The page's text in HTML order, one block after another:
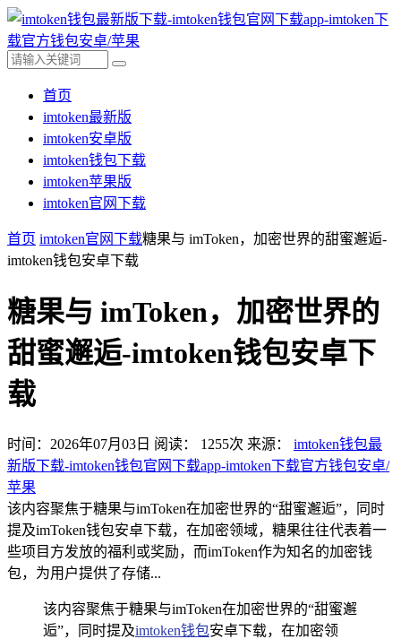
首页
imtoken最新版
imtoken安卓版
imtoken钱包下载
imtoken苹果版
imtoken官网下载
首页 imtoken官网下载糖果与 imToken，加密世界的甜蜜邂逅-
imtoken钱包安卓下载
糖果与 imToken，加密世界的
甜蜜邂逅-imtoken钱包安卓下
载
时间：2026年07月03日 阅读： 1255次 来源： imtoken钱包最
新版下载-imtoken钱包官网下载app-imtoken下载官方钱包安卓/
苹果
该内容聚焦于糖果与imToken在加密世界的“甜蜜邂逅”，同时
提及imToken钱包安卓下载，在加密领域，糖果往往代表着一
些项目方发放的福利或奖励，而imToken作为知名的加密钱
包，为用户提供了存储...
该内容聚焦于糖果与imToken在加密世界的“甜蜜邂
逅”，同时提及imtoken钱包安卓下载，在加密领